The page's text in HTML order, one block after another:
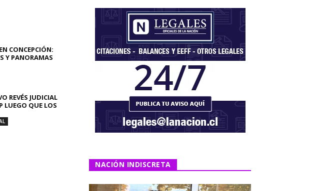
CONCEPCIÓN:
Y PANORAMAS
REVÉS JUDICIAL
LUEGO QUE LOS
NACIÓN INDISCRETA